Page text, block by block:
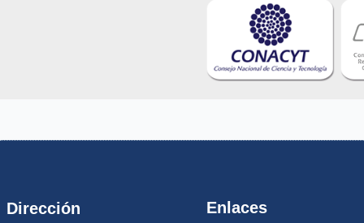
Dirección Enlaces